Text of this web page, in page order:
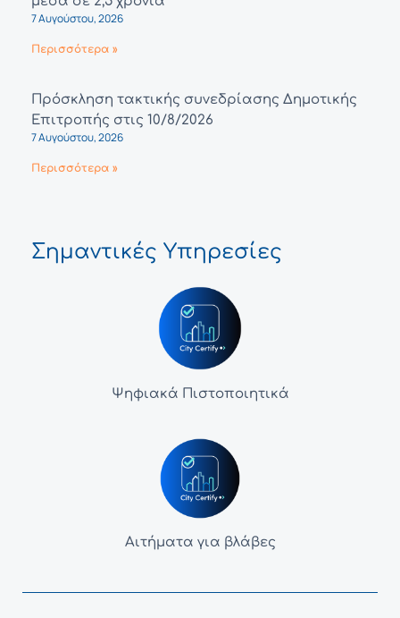
7 Αυγούστου, 2026
Περισσότερα »
Πρόσκληση τακτικής συνεδρίασης Δημοτικής
Επιτροπής στις 10/8/2026
7 Αυγούστου, 2026
Περισσότερα »
Σημαντικές Υπηρεσίες
Ψηφιακά Πιστοποιητικά
Αιτήματα για βλάβες